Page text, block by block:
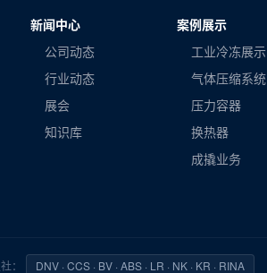
新闻中心
公司动态
行业动态
展会
知识库
案例展示
工业冷冻展示
气体压缩系统
压力容器
换热器
成撬业务
： DNV · CCS · BV · ABS · LR · NK · KR · RINA